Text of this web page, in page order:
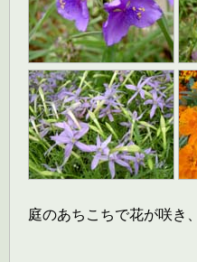
庭のあちこちで花が咲き